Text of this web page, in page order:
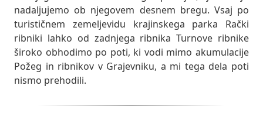
nadaljujemo ob njegovem desnem bregu. Vsaj po
turističnem zemeljevidu krajinskega parka Rački
ribniki lahko od zadnjega ribnika Turnove ribnike
široko obhodimo po poti, ki vodi mimo akumulacije
Požeg in ribnikov v Grajevniku, a mi tega dela poti
nismo prehodili.